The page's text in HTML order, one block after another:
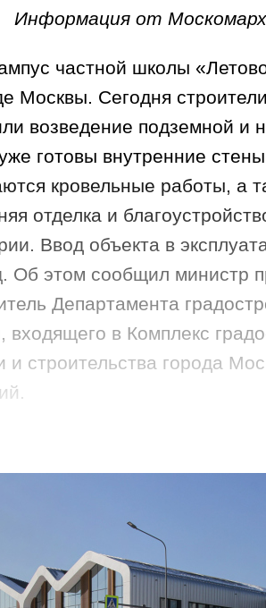
Информация от
частной школы
Москвы. Сегодня
возведение подземной и
готовы внутренние
кровельные работы, а
отделка и
Ввод объекта в
Об этом сообщил министр
Департамента
входящего в Комплекс
и строительства города